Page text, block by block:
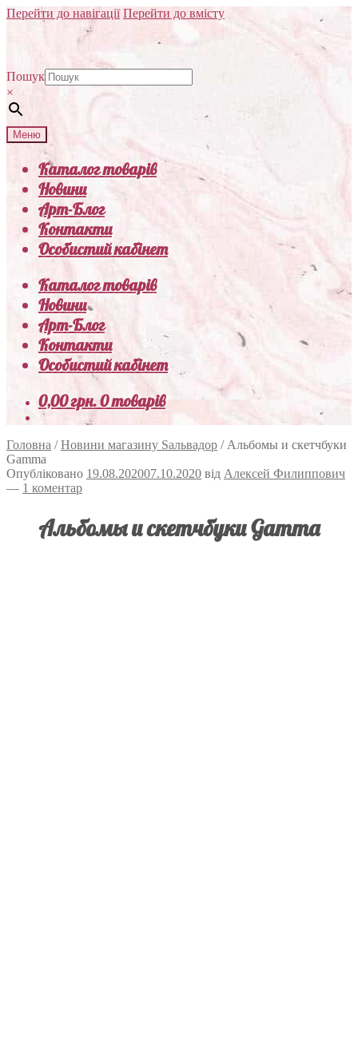
Перейти до навігації Перейти до вмісту
Пошук
×
Меню
Каталог товарів
Новини
Арт-Блог
Контакти
Особистий кабінет
Каталог товарів
Новини
Арт-Блог
Контакти
Особистий кабінет
0,00грн.0 товарів
Головна /Новини магазину Sальвадор / Альбомы и скетчбуки
Gamma
Опубліковано 19.08.202007.10.2020 від Алексей Филиппович
— 1 коментар
Альбомы и скетчбуки Gamma